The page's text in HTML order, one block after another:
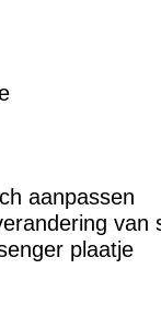
aanpassen
van
plaatje